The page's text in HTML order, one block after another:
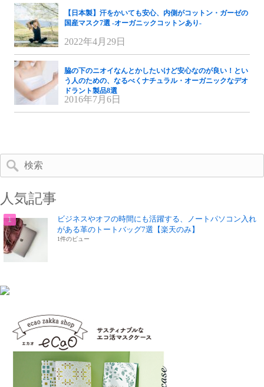
【日本製】汗をかいても安心、内側がコットン・ガーゼの
国産マスク7選 -オーガニックコットンあり-
2022年4月29日
脇の下のニオイなんとかしたいけど安心なのが良い！とい
う人のための、なるべくナチュラル・オーガニックなデオ
ドラント製品8選
2016年7月6日
人気記事
ビジネスやオフの時間にも活躍する、ノートパソコン入れ
がある革のトートバッグ7選【楽天のみ】
1件のビュー